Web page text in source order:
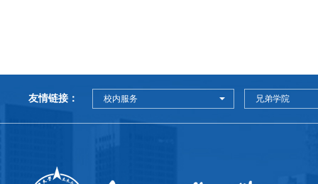
友情链接： 校内服务 兄弟学院